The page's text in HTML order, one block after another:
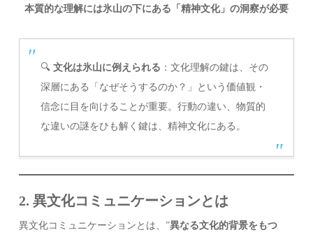
本質的な理解には氷山の下にある「精神文化」の洞察が必要
🔍文化は氷山に例えられる ：文化理解の鍵は、その
深層にある「なぜそうするのか？」という価値観・
信念に目を向けることが重要。行動の違い、物質的
な違いの謎をひも解く鍵は、精神文化にある。
2. 異文化コミュニケーションとは
異文化コミュニケーションとは、”異なる文化的背景をもつ